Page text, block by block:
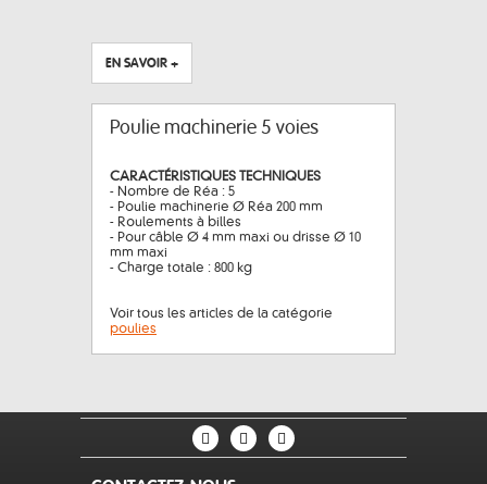
EN SAVOIR +
Poulie machinerie 5 voies
CARACTÉRISTIQUES TECHNIQUES
- Nombre de Réa : 5
- Poulie machinerie Ø Réa 200 mm
- Roulements à billes
- Pour câble Ø 4 mm maxi ou drisse Ø 10
mm maxi
- Charge totale : 800 kg
Voir tous les articles de la catégorie
poulies